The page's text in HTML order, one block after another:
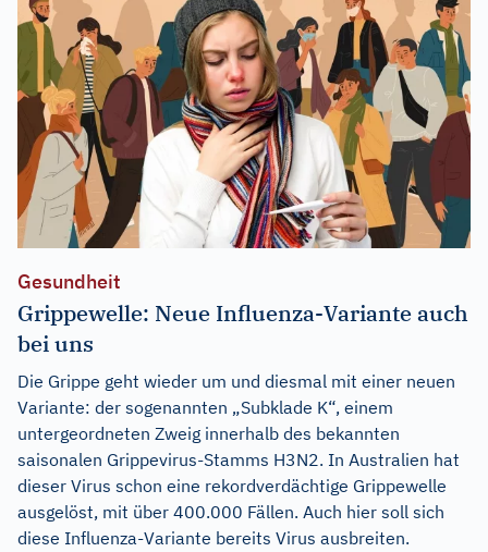
Gesundheit
Grippewelle: Neue Influenza-Variante auch
bei uns
Die Grippe geht wieder um und diesmal mit einer neuen
Variante: der sogenannten „Subklade K“, einem
untergeordneten Zweig innerhalb des bekannten
saisonalen Grippevirus-Stamms H3N2. In Australien hat
dieser Virus schon eine rekordverdächtige Grippewelle
ausgelöst, mit über 400.000 Fällen. Auch hier soll sich
diese Influenza-Variante bereits Virus ausbreiten.